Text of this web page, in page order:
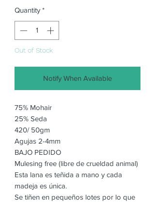
Quantity *
Out of Stock
Notify When Available
75% Mohair
25% Seda
420/ 50gm
Agujas 2-4mm
BAJO PEDIDO
Mulesing free (libre de crueldad animal)
Esta lana es teñida a mano y cada
madeja es única.
Se tiñen en pequeños lotes por lo que